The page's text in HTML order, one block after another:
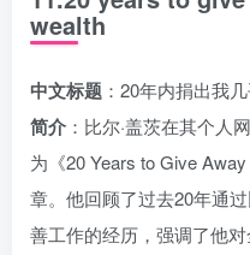
wealth
中文标题 ：20年内捐出我
简介 ：比尔·盖茨在其个人
为《20 Years to Give
章。他回顾了过去20年通
善工作的经历，强调了他